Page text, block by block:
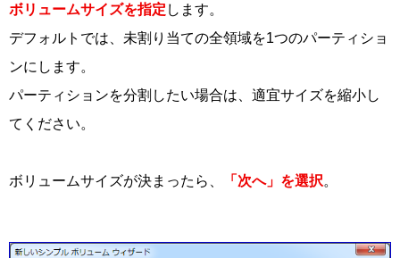
ボリュームサイズを指定 します。
デフォルトでは、未割り当ての全領域を1つのパーティショ
ンにします。
パーティションを分割したい場合は、適宜サイズを縮小し
てください。
ボリュームサイズが決まったら、 「次へ」を選択。